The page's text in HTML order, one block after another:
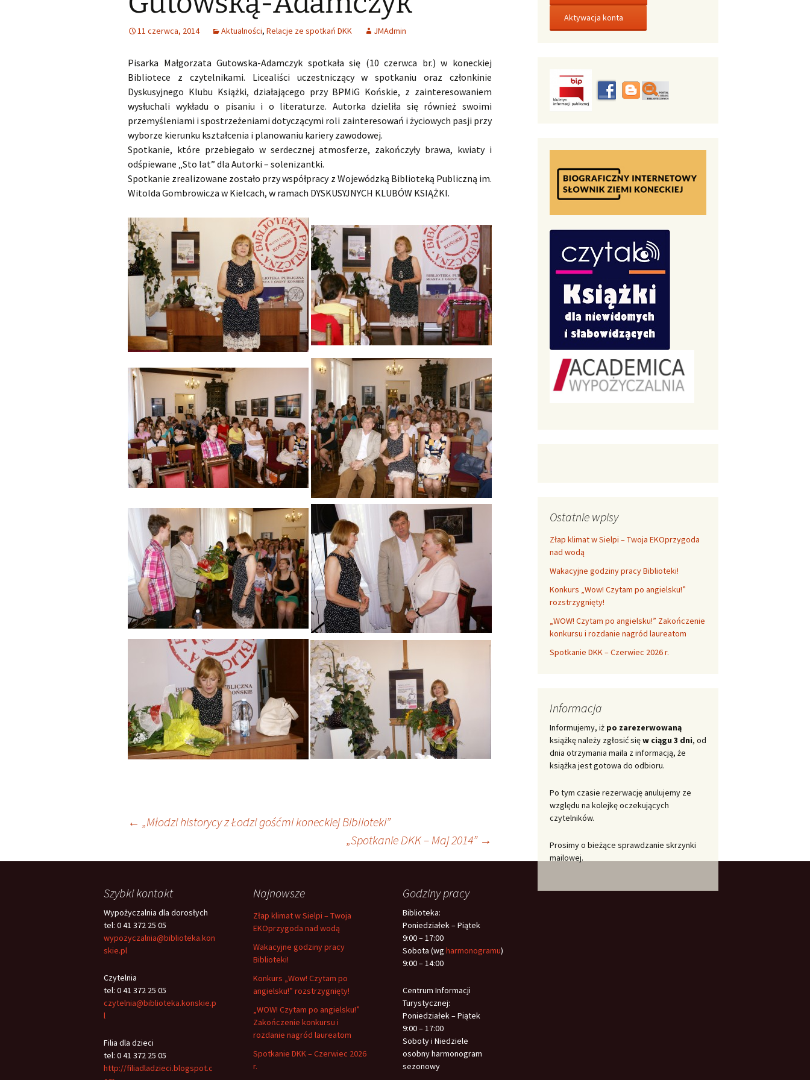
Małoletnich Małoletnich – wersja
skrócona dla małoletnich
Deklaracja dostępności
Exlibrisy Biblioteki
Godziny pracy Praca w soboty
Wsparcie finansowe
wersje uproszczone /
English Books for Kids &
Youth / Książki dla Dzieci
& Młodzieży
Literary Language
Workshops / Literackie
Warsztaty Językowe
Konkurs: WOW! Czytam
Po Angielsku
11 czerwca, 2014 Aktualności, Relacje ze spotkań DKK JMAdmin
Pisarka Małgorzata Gutowska-Adamczyk spotkała się (10 czerwca br.) w koneckiej
Bibliotece z czytelnikami. Licealiści uczestniczący w spotkaniu oraz członkinie
Dyskusyjnego Klubu Książki, działającego przy BPMiG Końskie, z zainteresowaniem
wysłuchali wykładu o pisaniu i o literaturze. Autorka dzieliła się również swoimi
przemyśleniami i spostrzeżeniami dotyczącymi roli zainteresowań i życiowych pasji przy
wyborze kierunku kształcenia i planowaniu kariery zawodowej.
Spotkanie, które przebiegało w serdecznej atmosferze, zakończyły brawa, kwiaty i
odśpiewane „Sto lat” dla Autorki – solenizantki.
Spotkanie zrealizowane zostało przy współpracy z Wojewódzką Biblioteką Publiczną im.
Witolda Gombrowicza w Kielcach, w ramach DYSKUSYJNYCH KLUBÓW KSIĄŻKI.
Nawigacja
wpisu
← „Młodzi historycy z Łodzi gośćmi koneckiej Biblioteki”
„Spotkanie DKK – Maj 2014” →
Ostatnie wpisy
Złap klimat w Sielpi – Twoja EKOprzygoda
nad wodą
Wakacyjne godziny pracy Biblioteki!
Konkurs „Wow! Czytam po angielsku!”
rozstrzygnięty!
„WOW! Czytam po angielsku!” Zakończenie
konkursu i rozdanie nagród laureatom
Spotkanie DKK – Czerwiec 2026 r.
Informacja
Informujemy, iż po zarezerwowaną
książkę należy zgłosić sięw ciągu 3 dni, od
dnia otrzymania maila z informacją, że
książka jest gotowa do odbioru.
Po tym czasie rezerwację anulujemy ze
względu na kolejkę oczekujących
czytelników.
Prosimy o bieżące sprawdzanie skrzynki
mailowej.
Szybki kontakt
Wypożyczalnia dla dorosłych
tel: 0 41 372 25 05
wypozyczalnia@biblioteka.kon
skie.pl
Czytelnia
tel: 0 41 372 25 05
czytelnia@biblioteka.konskie.p
l
Filia dla dzieci
tel: 0 41 372 25 05
http://filiadladzieci.blogspot.c
Najnowsze
Złap klimat w Sielpi – Twoja
EKOprzygoda nad wodą
Wakacyjne godziny pracy
Biblioteki!
Konkurs „Wow! Czytam po
angielsku!” rozstrzygnięty!
„WOW! Czytam po angielsku!”
Zakończenie konkursu i
rozdanie nagród laureatom
Spotkanie DKK – Czerwiec 2026
r.
Godziny pracy
Biblioteka:
Poniedziałek – Piątek
9:00 – 17:00
Sobota (wg harmonogramu)
9:00 – 14:00
Centrum Informacji
Turystycznej:
Poniedziałek – Piątek
9:00 – 17:00
Soboty i Niedziele
osobny harmonogram
sezonowy